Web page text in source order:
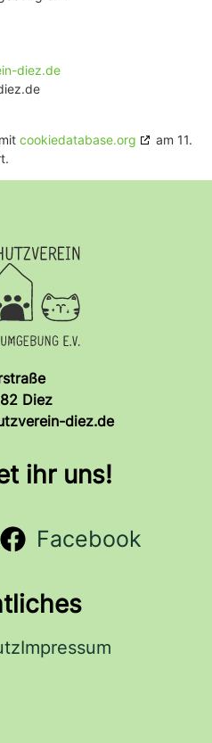
diez.de
cookiedatabase.org
am 11.
Diez
diez.de
ihr uns!
Facebook
Impressum